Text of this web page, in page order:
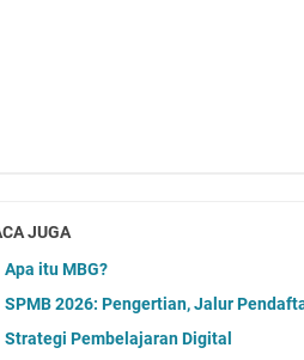
JUGA
Apa itu MBG?
SPMB 2026: Pengertian, Jalur
Strategi Pembelajaran Digital